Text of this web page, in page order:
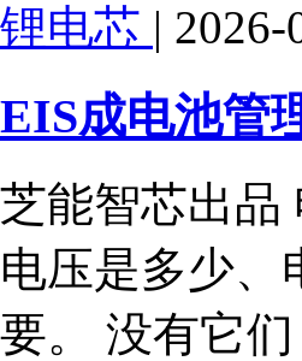
锂电芯 | 2026-
EIS成电池管
芝能智芯出品
电压是多少、
要。 没有它